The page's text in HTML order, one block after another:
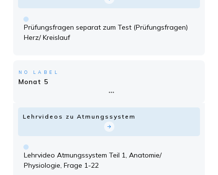
Prüfungsfragen separat zum Test (Prüfungsfragen)
Herz/ Kreislauf
NO LABEL
Monat 5
Lehrvideos zu Atmungssystem
Lehrvideo Atmungssystem Teil 1, Anatomie/
Physiologie, Frage 1-22